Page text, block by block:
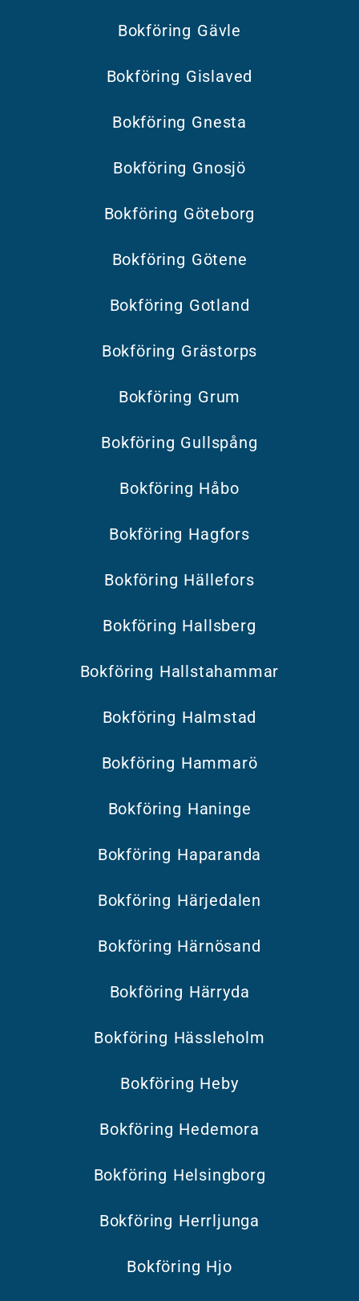
Bokföring Gävle
Bokföring Gislaved
Bokföring Gnesta
Bokföring Gnosjö
Bokföring Göteborg
Bokföring Götene
Bokföring Gotland
Bokföring Grästorps
Bokföring Grum
Bokföring Gullspång
Bokföring Håbo
Bokföring Hagfors
Bokföring Hällefors
Bokföring Hallsberg
Bokföring Hallstahammar
Bokföring Halmstad
Bokföring Hammarö
Bokföring Haninge
Bokföring Haparanda
Bokföring Härjedalen
Bokföring Härnösand
Bokföring Härryda
Bokföring Hässleholm
Bokföring Heby
Bokföring Hedemora
Bokföring Helsingborg
Bokföring Herrljunga
Bokföring Hjo